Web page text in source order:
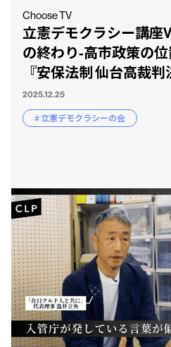
Choose TV
立憲デモクラシー講座
の終わり-高市政策の位
『安保法制 仙台高裁判
2025.12.25
# 立憲デモクラシーの会